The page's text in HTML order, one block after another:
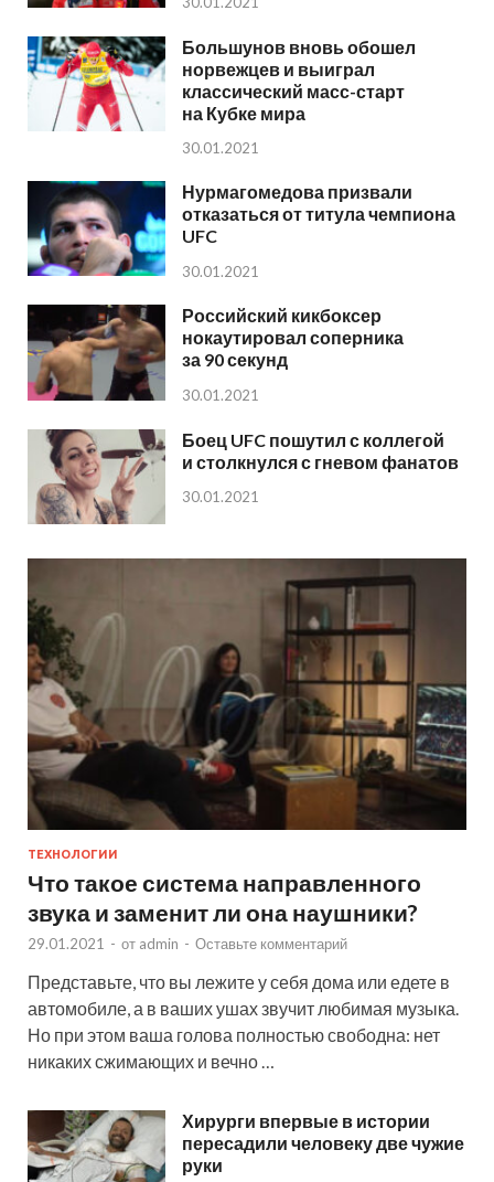
Большунов вновь обошел
норвежцев и выиграл
классический масс-старт
на Кубке мира
30.01.2021
Нурмагомедова призвали
отказаться от титула чемпиона
UFC
30.01.2021
Российский кикбоксер
нокаутировал соперника
за 90 секунд
30.01.2021
Боец UFC пошутил с коллегой
и столкнулся с гневом фанатов
30.01.2021
ТЕХНОЛОГИИ
Что такое система направленного
звука и заменит ли она наушники?
29.01.2021 - от admin - Оставьте комментарий
Представьте, что вы лежите у себя дома или едете в
автомобиле, а в ваших ушах звучит любимая музыка.
Но при этом ваша голова полностью свободна: нет
никаких сжимающих и вечно …
Хирурги впервые в истории
пересадили человеку две чужие
руки